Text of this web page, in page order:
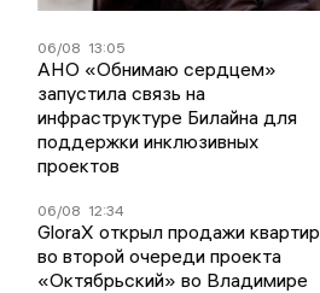
06/08 13:05
АНО «Обнимаю сердцем»
запустила связь на
инфраструктуре Билайна для
поддержки инклюзивных
проектов
06/08 12:34
GloraX открыл продажи квартир
во второй очереди проекта
«Октябрьский» во Владимире